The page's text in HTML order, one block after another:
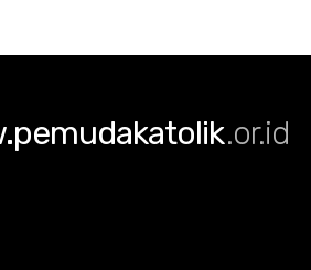
.or.id